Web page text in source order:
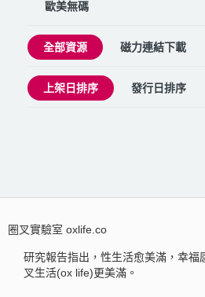
歐美無碼
全部資源 磁力連結下載
上架日排序 發行日排序
圈叉實驗室 oxlife.co
研究報告指出，性生活愈美滿，幸福
叉生活(ox life)更美滿。